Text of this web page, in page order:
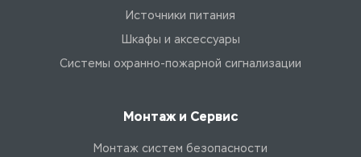
Источники питания
Шкафы и аксессуары
Системы охранно-пожарной сигнализации
Монтаж и Сервис
Монтаж систем безопасности